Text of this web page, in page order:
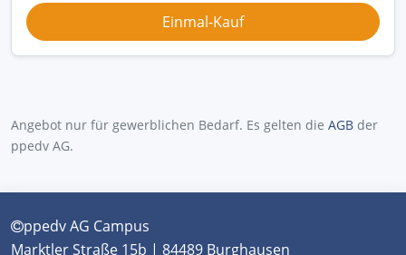
Angebot nur für gewerblichen Bedarf. Es gelten die AGB der
ppedv AG.
ppedv AG Campus
Marktler Straße 15b | 84489 Burghausen